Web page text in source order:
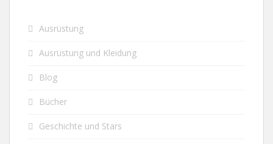
Ausrüstung
Ausrüstung und Kleidung
Blog
Bücher
Geschichte und Stars